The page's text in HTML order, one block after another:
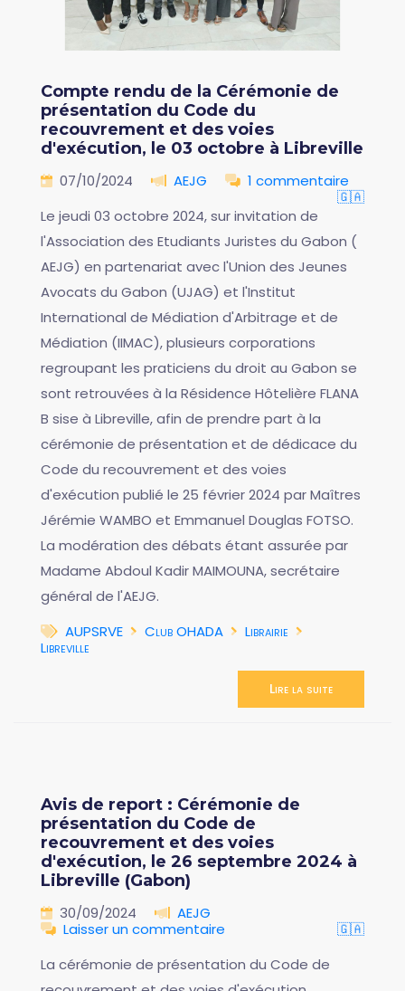
Compte rendu de la Cérémonie de
présentation du Code du
recouvrement et des voies
d'exécution, le 03 octobre à Libreville
07/10/2024 AEJG
1 commentaire
🇬🇦
Le jeudi 03 octobre 2024, sur invitation de
l'Association des Etudiants Juristes du Gabon (
AEJG) en partenariat avec l'Union des Jeunes
Avocats du Gabon (UJAG) et l'Institut
International de Médiation d'Arbitrage et de
Médiation (IIMAC), plusieurs corporations
regroupant les praticiens du droit au Gabon se
sont retrouvées à la Résidence Hôtelière FLANA
B sise à Libreville, afin de prendre part à la
cérémonie de présentation et de dédicace du
Code du recouvrement et des voies
d'exécution publié le 25 février 2024 par Maîtres
Jérémie WAMBO et Emmanuel Douglas FOTSO.
La modération des débats étant assurée par
Madame Abdoul Kadir MAIMOUNA, secrétaire
général de l'AEJG.
AUPSRVE
Club OHADA
Librairie
Libreville
Lire la suite
Avis de report : Cérémonie de
présentation du Code de
recouvrement et des voies
d'exécution, le 26 septembre 2024 à
Libreville (Gabon)
30/09/2024
AEJG
Laisser un commentaire
🇬🇦
La cérémonie de présentation du Code de